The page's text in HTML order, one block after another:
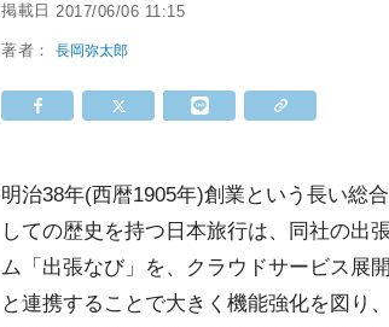
掲載日 2017/06/06 11:15
著者：長岡弥太郎
明治38年(西暦1905年)創業という長い総
しての歴史を持つ日本旅行は、同社の出
ム「出張なび」を、クラウドサービス展
と連携することで大きく機能強化を図り